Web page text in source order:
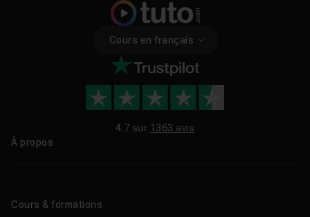
Cours en français
4.7 sur 1363 avis
À propos
Cours & formations